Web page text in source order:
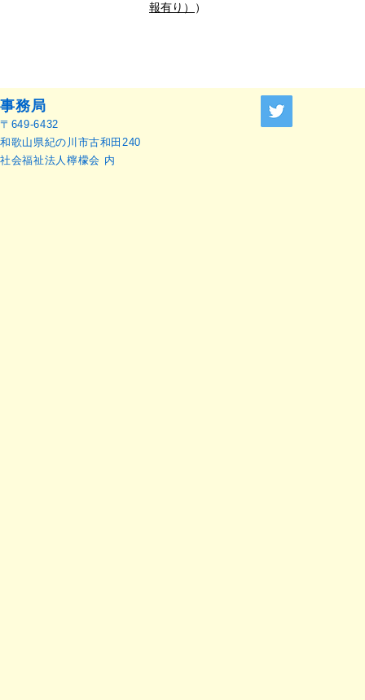
報有り）
）
事務局
〒649-6432
和歌山県紀の川市古和田240
社会福祉法人檸檬会 内